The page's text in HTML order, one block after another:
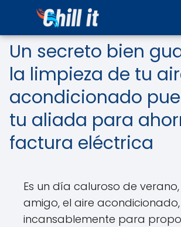
Un secreto bien
la limpieza de tu
acondicionado
tu aliada para
factura eléctrica
Es un día caluroso de
amigo, el aire
incansablemente para